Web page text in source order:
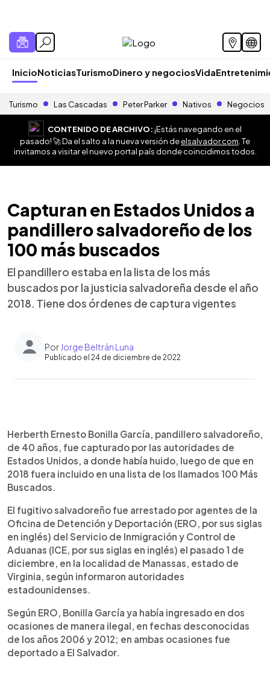
InicioNoticiasTurismoDinero y negociosVida
Turismo Las Cascadas Peter Parker Nativos Negocios
CONTENIDO DE ARCHIVO:¡Estás navegando en el
pasado! 🚀 Da el salto a la nueva versión deelsalvador.com . Te
invitamos a visitar el nuevo portal país donde coincidimos todos.
Capturan en Estados Unidos a
pandillero salvadoreño de los
100 más buscados
El pandillero estaba en la lista de los más
buscados por la justicia salvadoreña desde el año
2018. Tiene dos órdenes de captura vigentes
Por Jorge Beltrán Luna
Publicado el 24 de diciembre de 2022
► Escuchar artículo
Herberth Ernesto Bonilla García, pandillero salvadoreño,
de 40 años, fue capturado por las autoridades de
Estados Unidos, a donde había huido, luego de que en
2018 fuera incluido en una lista de los llamados 100 Más
Buscados.
El fugitivo salvadoreño fue arrestado por agentes de la
Oficina de Detención y Deportación (ERO, por sus siglas
en inglés) del Servicio de Inmigración y Control de
Aduanas (ICE, por sus siglas en inglés) el pasado 1 de
diciembre, en la localidad de Manassas, estado de
Virginia, según informaron autoridades
estadounidenses.
Según ERO, Bonilla García ya había ingresado en dos
ocasiones de manera ilegal, en fechas desconocidas
de los años 2006 y 2012; en ambas ocasiones fue
deportado a El Salvador.